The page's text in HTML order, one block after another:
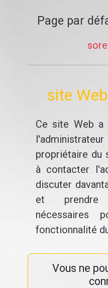
Page par
site
Ce site Web a
propriétaire du
à contacter
discuter
et prendre
nécessaires
fonctionnalité
Vous ne